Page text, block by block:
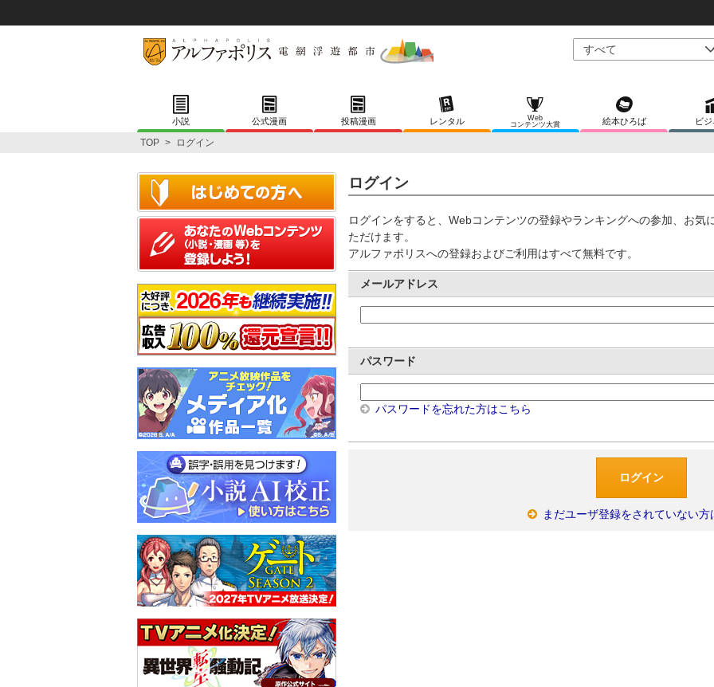
小説 公式漫画 投稿漫画 レンタル
Web
コンテンツ大賞
絵本ひろば ビ
TOP > ログイン
ログイン
ログインをすると、Webコンテンツの登録やランキングへの参加、お気
ただけます。
アルファポリスへの登録およびご利用はすべて無料です。
メールアドレス
パスワード
パスワードを忘れた方はこちら
まだユーザ登録をされていない方